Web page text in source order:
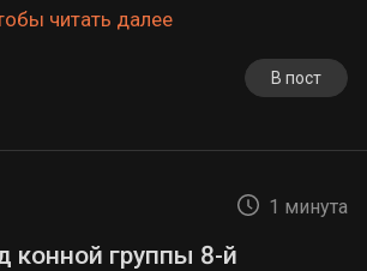
читать далее
В пост
1 минута
конной группы 8-й